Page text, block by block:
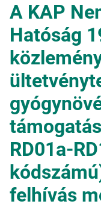
A KAP
Hatóság
RD01a-
felhívás